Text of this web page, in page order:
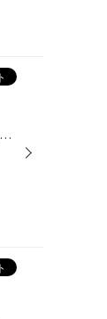
こんにちは！男・山田です！！ 昨日ッ！！ 家に帰ると・・・何やらステキな物がッ☆☆ と～っても美味しそうな梅酒と、 ず～っと前から欲しかった、《 リカちゃん ハートかまぼこ 》 がありました♪♪(￣ー￣)v どうやら妻のお姉さんご夫婦とお母さんで小田原に行かれたたようで そのお土産でした～☆(^^...